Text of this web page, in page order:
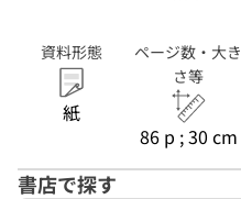
資料形態
紙
ページ数・大き
さ等
86 p ; 30 cm
書店で探す